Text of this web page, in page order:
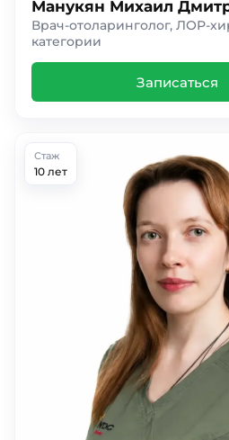
Манукян Михаил
Врач-отоларинголог, ЛОР-
категории
Записаться
Стаж
10 лет